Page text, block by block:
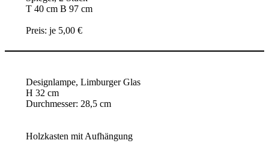
T 40 cm B 97 cm
Preis: je 5,00 €
Designlampe, Limburger Glas
H 32 cm
Durchmesser: 28,5 cm
Holzkasten mit Aufhängung